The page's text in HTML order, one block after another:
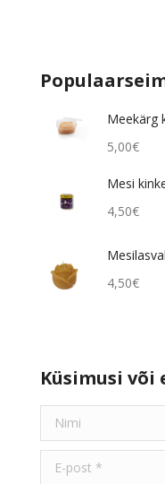
Meekärg
5,00€
Mesi
4,50€
4,50€
Küsimusi
Nimi
E-post *